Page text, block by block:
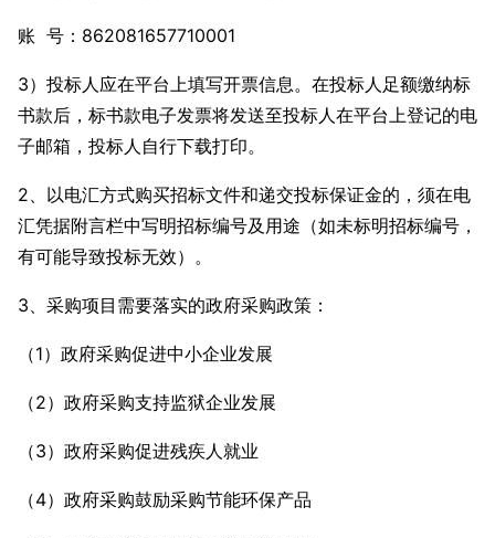
账 号：862081657710001
3）投标人应在平台上填写开票信息。在投标人足额缴纳标
书款后，标书款电子发票将发送至投标人在平台上登记的电
子邮箱，投标人自行下载打印。
2、以电汇方式购买招标文件和递交投标保证金的，须在电
汇凭据附言栏中写明招标编号及用途（如未标明招标编号，
有可能导致投标无效）。
3、采购项目需要落实的政府采购政策：
（1）政府采购促进中小企业发展
（2）政府采购支持监狱企业发展
（3）政府采购促进残疾人就业
（4）政府采购鼓励采购节能环保产品